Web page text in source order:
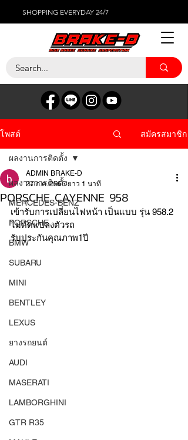
SHOPPING EVERYDAY 24/7
โพสต์ สมัครสมาชิก
ผลงานการติดตั้ง
MERCEDES-BENZ
PORSCHE
BMW
SUBARU
MINI
BENTLEY
LEXUS
ยางรถยนต์
AUDI
MASERATI
LAMBORGHINI
GTR R35
ผลงานการติดตั้ง
PORSCHE CAYENNE 958
ADMIN BRAKE-D
27 ก.ค. 2566 ยาว 1 นาที
เข้ารับการเปลี่ยนไฟหน้า เป็นแบบ รุ่น 958.2
ไม่ดัดแปลงตัวรถ
รับประกันคุณภาพ1ปี